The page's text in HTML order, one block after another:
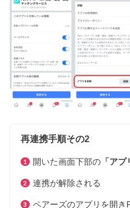
再連携手順その2
開いた画面下部の「アプ
連携が解除される
ペアーズのアプリを開き